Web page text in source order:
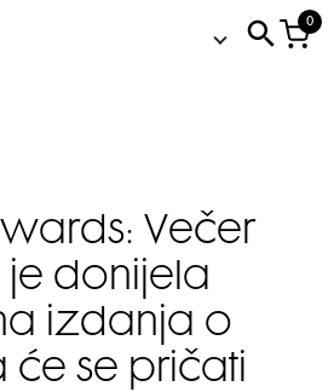
0
Večer
je donijela
izdanja o
će se pričati